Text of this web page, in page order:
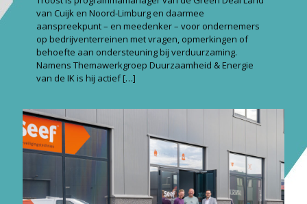
van Cuijk en Noord-Limburg en daarmee
aanspreekpunt – en meedenker – voor ondernemers
op bedrijventerreinen met vragen, opmerkingen of
behoefte aan ondersteuning bij verduurzaming.
Namens Themawerkgroep Duurzaamheid & Energie
van de IK is hij actief[…]